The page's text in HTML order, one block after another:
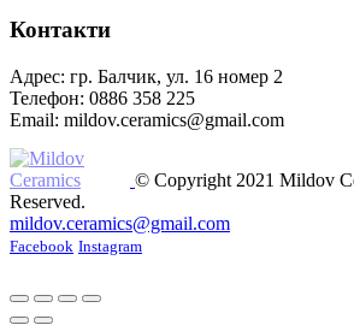
Контакти
Адрес: гр. Балчик, ул. 16 номер 2
Телефон: 0886 358 225
Email: mildov.ceramics@gmail.com
© Copyright 2021 Mildov
Reserved.
mildov.ceramics@gmail.com
Facebook Instagram